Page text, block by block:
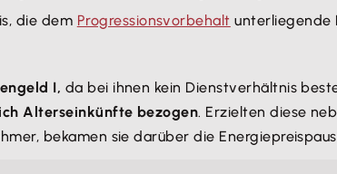
die dem Progressionsvorbehalt unterliegende
I, da bei ihnen kein Dienstverhältnis
Alterseinkünfte bezogen. Erzielten diese
bekamen sie darüber die